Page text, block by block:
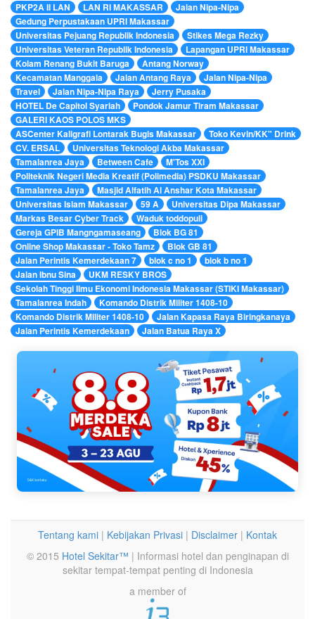
PKP2A II LAN LAN RI MAKASSAR
Jalan Nipa-Nipa
Gedung Perpustakaan UPRI Makassar
Universitas Pejuang Republik Indonesia
Stikes Mega Rezky
Universitas Veteran Republik Indonesia
Lapangan UPRI Makassar
Kolam Renang Bukit Baruga
Antang Norway
Kecamatan Manggala
Jalan Antang Raya
Jalan Nipa-Nipa
Travel
Jalan Nipa-Nipa Raya
Jerry Pusaka
HOTEL De Capitol Syariah
Pondok Jamur Tiram Makassar
GALERI KAOS POLOS MKS
ASCenter Kaligrafi Lontarak Bugis Makassar
Toko Kevin/KK" Drink
CV. ERSAL
Universitas Teknologi Akba Makassar
Tamalanrea Jaya
Between Cafe
M'Tos XXI
Politeknik Negeri Media Kreatif (Polimedia) PSDKU Makassar
Tamalanrea Jaya
Masjid Alfatih Al Anshar Kota Makassar
Universitas Islam Makassar
59 A
Universitas Dipa Makassar
Markas Besar Cyber Track
Waduk toddopuli
Gereja GPIB Mangngamaseang
Blok BG 81
Online Shop Makassar - Toko Tamz
Blok GB 81
Jalan Perintis Kemerdekaan 7
blok c no 1
blok b no 1
Jalan Ibnu Sina
UKM RESKY BROS
Sekolah Tinggi Ilmu Ekonomi Indonesia Makassar (STIKI Makassar)
Tamalanrea Indah
Komando Distrik Militer 1408-10
Komando Distrik Militer 1408-10
Jalan Kapasa Raya Biringkanaya
Jalan Perintis Kemerdekaan
Jalan Batua Raya X
Tentang kami | Kebijakan Privasi | Disclaimer | Kontak
© 2015 Hotel Sekitar™ | Informasi hotel dan penginapan di
sekitar tempat-tempat penting di Indonesia
a member of